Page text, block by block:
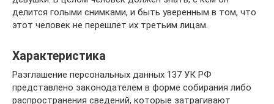
делится голыми снимками, и быть уверенным в том, что
этот человек не перешлет их третьим лицам.
Характеристика
Разглашение персональных данных 137 УК РФ
представлено законодателем в форме собирания либо
распространения сведений, которые затрагивают